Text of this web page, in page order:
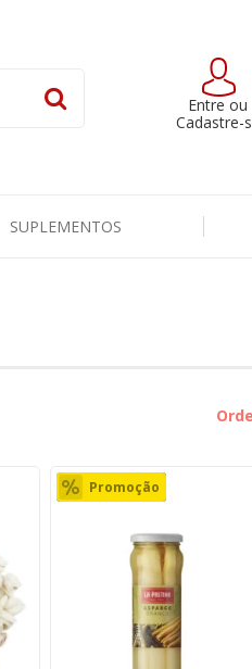
Entre ou
Cadastre-
SUPLEMENTOS
Promoção